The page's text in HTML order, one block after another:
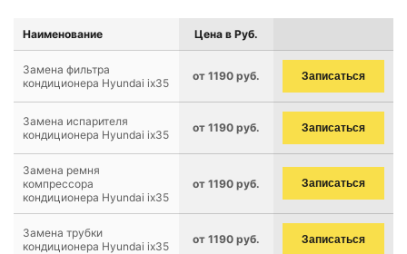
Наименование Цена в Руб.
Замена фильтра
кондиционера Hyundai ix35
от 1190 руб. Записаться
Замена испарителя
кондиционера Hyundai ix35
от 1190 руб. Записаться
Замена ремня
компрессора
кондиционера Hyundai ix35
от 1190 руб. Записаться
Замена трубки
кондиционера Hyundai ix35
от 1190 руб. Записаться